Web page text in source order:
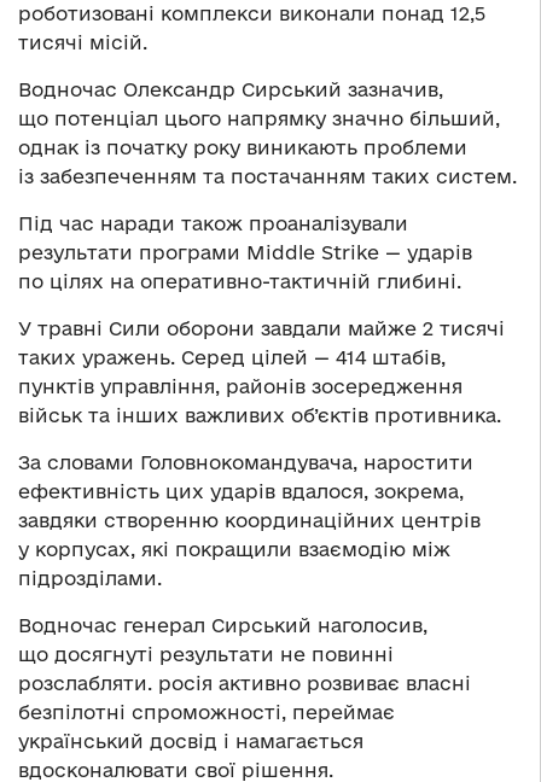
роботизовані комплекси виконали понад 12,5
тисячі місій.
Водночас Олександр Сирський зазначив,
що потенціал цього напрямку значно більший,
однак із початку року виникають проблеми
із забезпеченням та постачанням таких систем.
Під час наради також проаналізували
результати програми Middle Strike — ударів
по цілях на оперативно-тактичній глибині.
У травні Сили оборони завдали майже 2 тисячі
таких уражень. Серед цілей — 414 штабів,
пунктів управління, районів зосередження
військ та інших важливих об’єктів противника.
За словами Головнокомандувача, наростити
ефективність цих ударів вдалося, зокрема,
завдяки створенню координаційних центрів
у корпусах, які покращили взаємодію між
підрозділами.
Водночас генерал Сирський наголосив,
що досягнуті результати не повинні
розслабляти. росія активно розвиває власні
безпілотні спроможності, переймає
український досвід і намагається
вдосконалювати свої рішення.